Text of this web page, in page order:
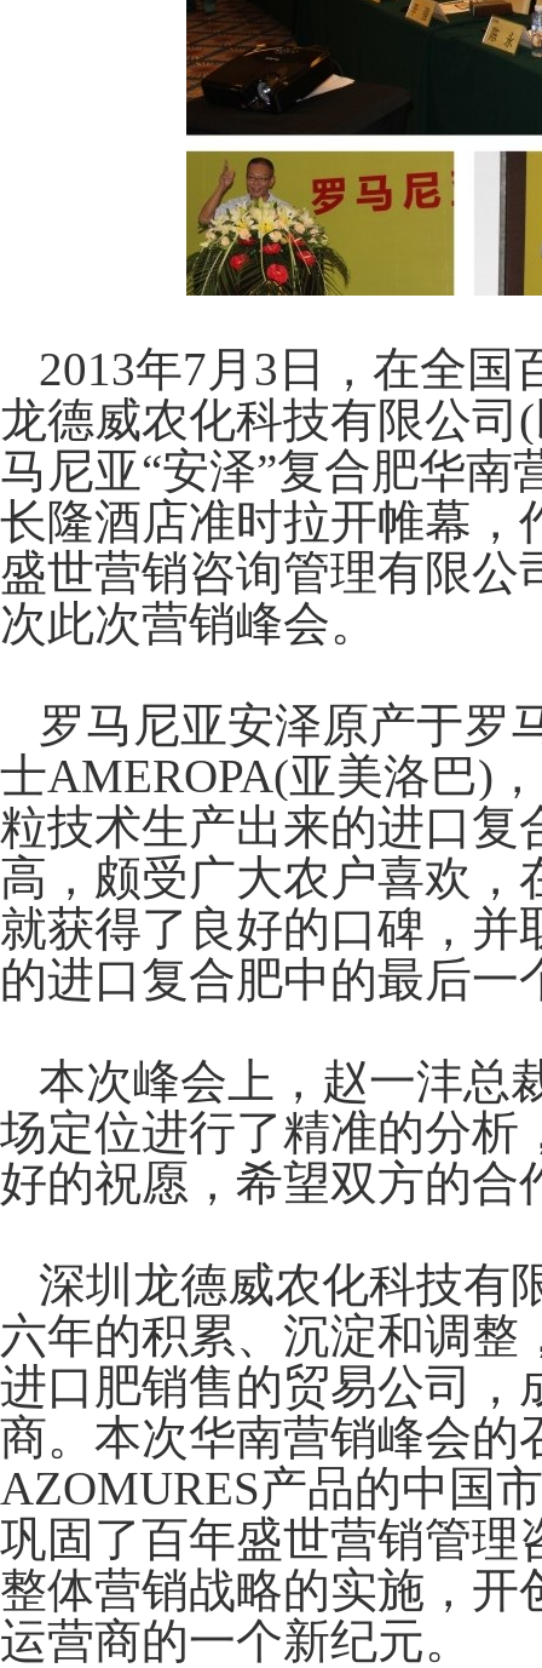
2013年7月 3 日，在全国
龙德威农化科技有限公司 (
马尼亚“安泽”复合肥华南
长隆酒店准时拉开帷幕，
盛世营销咨询管理有限公
次此次营销峰会。
罗马尼亚安泽原产于罗
士AMEROPA(亚美洛巴)
粒技术生产出来的进口复
高，颇受广大农户喜欢，
就获得了良好的口碑，并
的进口复合肥中的最后一
本次峰会上，赵一沣总
场定位进行了精准的分析
好的祝愿，希望双方的合
深圳龙德威农化科技有
六年的积累、沉淀和调
进口肥销售的贸易公司，
商。本次华南营销峰会的
AZOMURES产品的中国
巩固了百年盛世营销管理
整体营销战略的实施，开
运营商的一个新纪元。